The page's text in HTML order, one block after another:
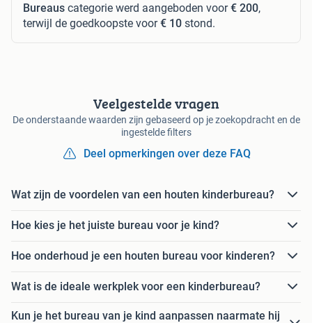
Bureaus categorie werd aangeboden voor€ 200,
terwijl de goedkoopste voor€ 10 stond.
Veelgestelde vragen
De onderstaande waarden zijn gebaseerd op je zoekopdracht en de
ingestelde filters
Deel opmerkingen over deze FAQ
Wat zijn de voordelen van een houten kinderbureau?
Hoe kies je het juiste bureau voor je kind?
Hoe onderhoud je een houten bureau voor kinderen?
Wat is de ideale werkplek voor een kinderbureau?
Kun je het bureau van je kind aanpassen naarmate hij